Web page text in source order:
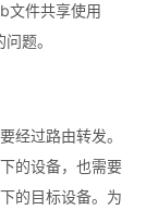
文件共享使用
题。
经过路由转发。
的设备，也需要
的目标设备。为